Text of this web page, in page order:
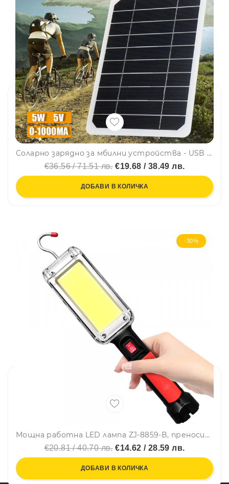
Соларно зарядно за мбилни устройства - USB соларен панел 5W за зареждане на преносима външна батерия
€36.56 / 71.51 лв.€19.68 / 38.49 лв.
ДОБАВИ В КОЛИЧКА
-30%
Мощна работна LED лампа ZJ-8859-B, преносима, с удължен заряд, закачане с кука и с магнит
€20.81 / 40.70 лв.€14.62 / 28.59 лв.
ДОБАВИ В КОЛИЧКА